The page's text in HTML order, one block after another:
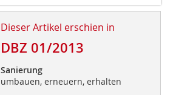
Dieser Artikel erschien in
DBZ 01/2013
Sanierung
umbauen, erneuern, erhalten